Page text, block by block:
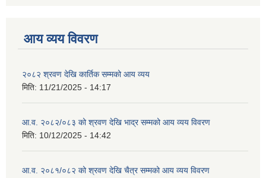
आय व्यय विवरण
२०८२ श्रवण देखि कार्तिक सम्मको आय व्यय
मिति: 11/21/2025 - 14:17
आ.व. २०८२/०८३ को श्रवण देखि भाद्र सम्मको आय व्यय विवरण
मिति: 10/12/2025 - 14:42
आ.व. २०८१/०८२ को श्रवण देखि चैत्र सम्मको आय व्यय विवरण